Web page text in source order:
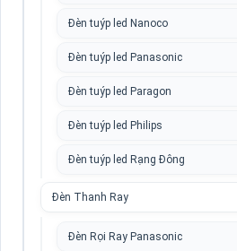
Đèn tuýp led Nanoco
Đèn tuýp led Panasonic
Đèn tuýp led Paragon
Đèn tuýp led Philips
Đèn tuýp led Rạng Đông
Đèn Thanh Ray
Đèn Rọi Ray Panasonic